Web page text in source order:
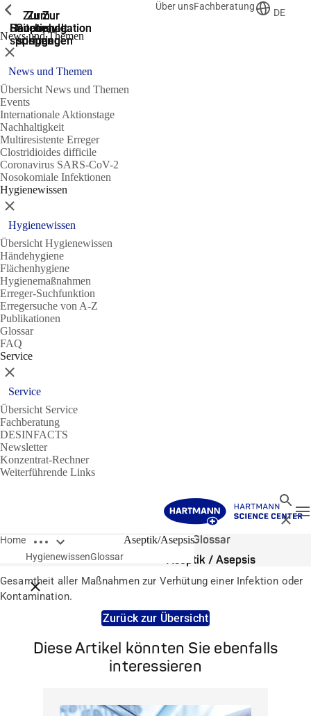
Zur
Suche
springen
Zur
Hauptnavigation
springen
Zur
Hauptnavigation
springen
Zum
Hauptinhalt
springen
Zum
Seitenende
springen
Über unsFachberatung
DE
News und Themen
Zeige vorherige
Schließen
News und Themen
Übersicht News und Themen
Events
Internationale Aktionstage
Nachhaltigkeit
Multiresistente Erreger
Clostridioides difficile
Coronavirus SARS-CoV-2
Nosokomiale Infektionen
Hygienewissen
Zeige vorherige
Schließen
Hygienewissen
Übersicht Hygienewissen
Händehygiene
Flächenhygiene
Hygienemaßnahmen
Erreger-Suchfunktion
Erregersuche von A-Z
Publikationen
Glossar
FAQ
Service
Zeige vorherige
Schließen
Service
Übersicht Service
Fachberatung
DESINFACTS
Newsletter
Konzentrat-Rechner
Weiterführende Links
Suche
Home Breadcrumbs öffnen
Breadcrumbs schließen
HygienewissenGlossar
Aseptik/AsepsisGlossar
Aseptik / Asepsis
Gesamtheit aller Maßnahmen zur Verhütung einer Infektion oder
Kontamination.
Zurück zur Übersicht
Diese Artikel könnten Sie ebenfalls
interessieren